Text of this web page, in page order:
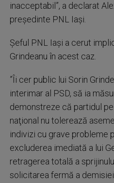
inacceptabil”, a declarat
preşedinte PNL Iaşi.
Şeful PNL Iaşi a cerut
Grindeanu în acest caz.
”Îi cer public lui Sorin
interimar al PSD, să ia
demonstreze că partidul
naţional nu tolerează
indivizi cu grave probleme
excluderea imediată a lui
retragerea totală a
solicitarea fermă a